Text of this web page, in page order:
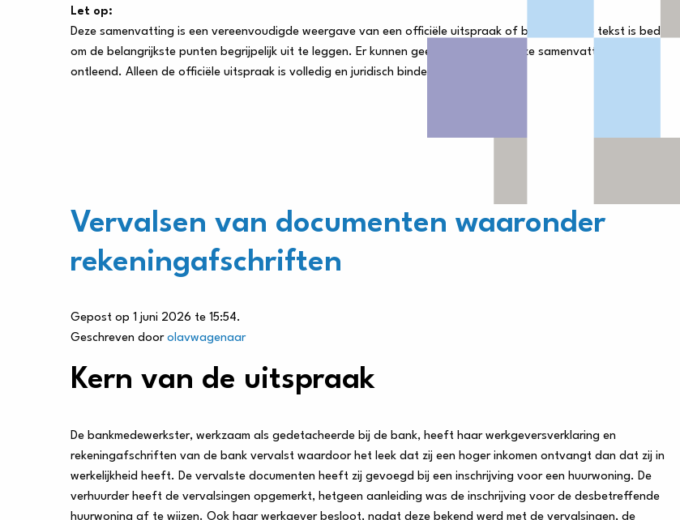
Let op:
Deze samenvatting is een vereenvoudigde weergave van een officiële uitspraak of beslissing. De tekst is bedoeld
om de belangrijkste punten begrijpelijk uit te leggen. Er kunnen geen rechten aan deze samenvatting worden
ontleend. Alleen de officiële uitspraak is volledig en juridisch bindend.
Vervalsen van documenten waaronder
rekeningafschriften
Gepost op 1 juni 2026 te 15:54.
Geschreven door olavwagenaar
Kern van de uitspraak
De bankmedewerkster, werkzaam als gedetacheerde bij de bank, heeft haar werkgeversverklaring en
rekeningafschriften van de bank vervalst waardoor het leek dat zij een hoger inkomen ontvangt dan dat zij in
werkelijkheid heeft. De vervalste documenten heeft zij gevoegd bij een inschrijving voor een huurwoning. De
verhuurder heeft de vervalsingen opgemerkt, hetgeen aanleiding was de inschrijving voor de desbetreffende
huurwoning af te wijzen. Ook haar werkgever besloot, nadat deze bekend werd met de vervalsingen, de